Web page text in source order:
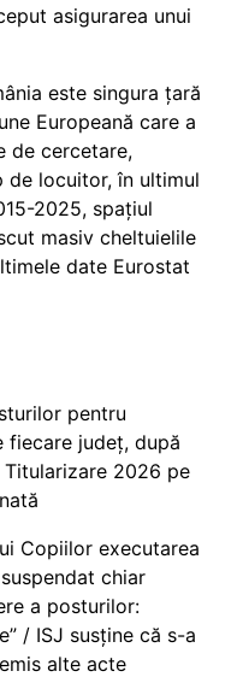
asigurarea unui
este singura țară
Europeană care a
de cercetare,
de locuitor, în ultimul
2025, spațiul
masiv cheltuielile
date Eurostat
pentru
județ, după
2026 pe
Copiilor executarea
chiar
a posturilor:
/ ISJ susține că s-a
alte acte